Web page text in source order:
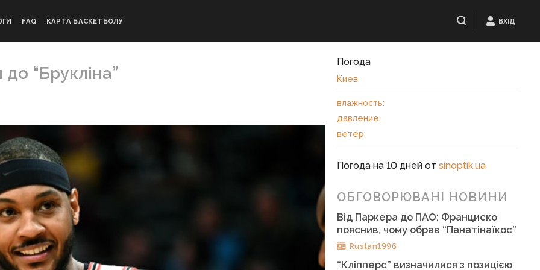
FAQ КАРТА БАСКЕТБОЛУ ВХІД
“Брукліна”
Погода
Киев
влажность:
давление:
ветер:
Погода на 10 дней отsinoptik.ua
ОБГОВОРЮВАНІ НОВИНИ
Від Паркера до ПАО: Франциско
пояснив, чому обрав “Панатінаїкос”
Ruslan1996
“Кліпперс” визначилися з позицією